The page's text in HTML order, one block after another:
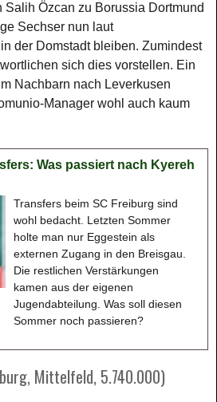
Salih Özcan zu Borussia Dortmund
Sechser nun laut
der Domstadt bleiben. Zumindest
sich dies vorstellen. Ein
Nachbarn nach Leverkusen
Manager wohl auch kaum
Was passiert nach Kyereh
Transfers beim SC Freiburg sind
wohl bedacht. Letzten Sommer
holte man nur Eggestein als
externen Zugang in den Breisgau.
Die restlichen Verstärkungen
kamen aus der eigenen
Jugendabteilung. Was soll diesen
Sommer noch passieren?
Mittelfeld, 5.740.000)